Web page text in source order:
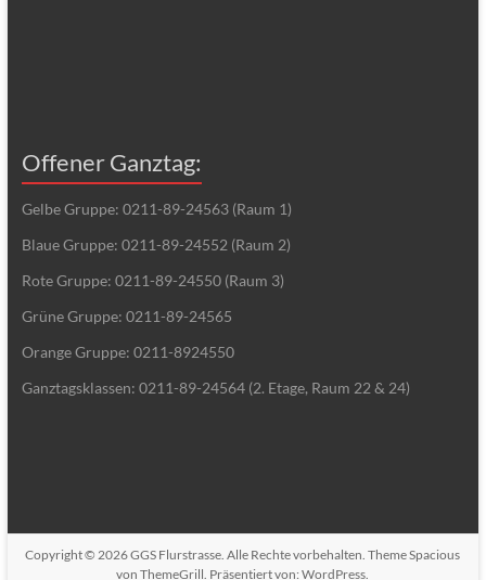
Offener Ganztag:
Gelbe Gruppe: 0211-89-24563 (Raum 1)
Blaue Gruppe: 0211-89-24552 (Raum 2)
Rote Gruppe: 0211-89-24550 (Raum 3)
Grüne Gruppe: 0211-89-24565
Orange Gruppe: 0211-8924550
Ganztagsklassen: 0211-89-24564 (2. Etage, Raum 22 & 24)
Copyright © 2026GGS Flurstrasse . Alle Rechte vorbehalten. ThemeSpacious
von ThemeGrill. Präsentiert von:WordPress